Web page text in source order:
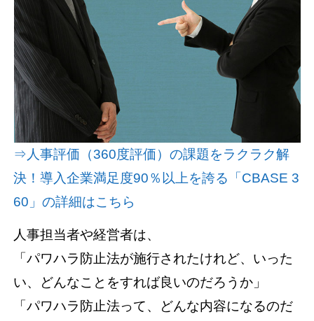
よくある質問
資料請求(無料) お見積もり依頼
⇒人事評価（360度評価）の課題をラクラク解
決！導入企業満足度90％以上を誇る「CBASE 3
60」の詳細はこちら
人事担当者や経営者は、
「パワハラ防止法が施行されたけれど、いった
い、どんなことをすれば良いのだろうか」
「パワハラ防止法って、どんな内容になるのだ